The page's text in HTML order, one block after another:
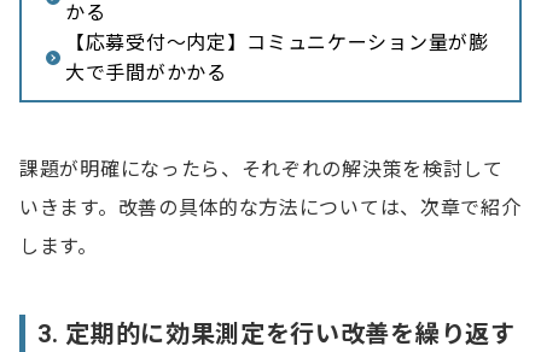
かる
【応募受付～内定】コミュニケーション量が膨
大で手間がかかる
課題が明確になったら、それぞれの解決策を検討して
いきます。改善の具体的な方法については、次章で紹介
します。
3. 定期的に効果測定を行い改善を繰り返す